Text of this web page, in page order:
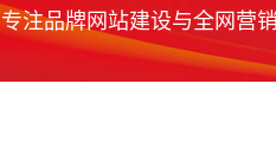
专注品牌网站建设与全网营销